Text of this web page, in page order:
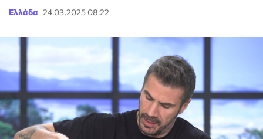
Ελλάδα 24.03.2025 08:22